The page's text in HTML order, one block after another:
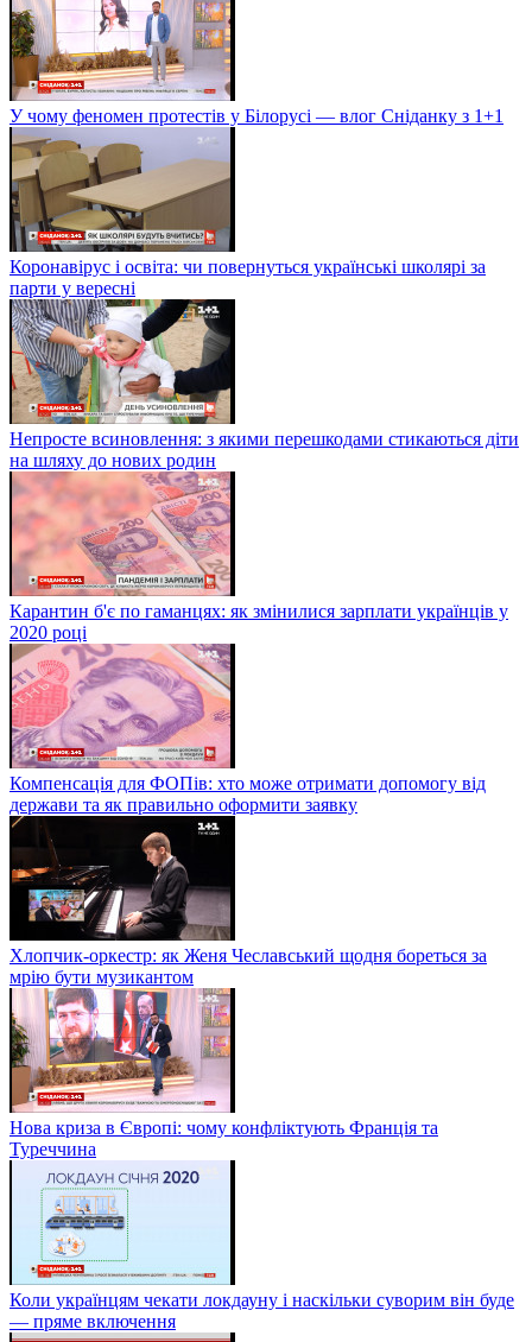
У чому феномен протестів у Білорусі — влог Сніданку з 1+1
Коронавірус і освіта: чи повернуться українські школярі за
парти у вересні
Непросте всиновлення: з якими перешкодами стикаються діти
на шляху до нових родин
Карантин б'є по гаманцях: як змінилися зарплати українців у
2020 році
Компенсація для ФОПів: хто може отримати допомогу від
держави та як правильно оформити заявку
Хлопчик-оркестр: як Женя Чеславський щодня бореться за
мрію бути музикантом
Нова криза в Європі: чому конфліктують Франція та
Туреччина
Коли українцям чекати локдауну і наскільки суворим він буде
— пряме включення